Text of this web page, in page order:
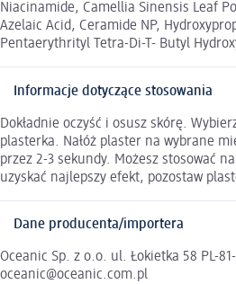
Niacinamide, Camellia Sinensis Leaf
Azelaic Acid, Ceramide NP,
Pentaerythrityl Tetra-Di-T- Butyl
Informacje dotyczące stosowania
Dokładnie oczyść i osusz skórę.
plasterka. Nałóż plaster na wybrane
przez 2-3 sekundy. Możesz stosować
uzyskać najlepszy efekt, pozostaw
Dane producenta/importera
Oceanic Sp. z o.o. ul. Łokietka 58 PL-
oceanic@oceanic.com.pl